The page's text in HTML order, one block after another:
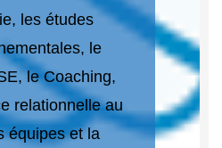
les études
le
le Coaching,
relationnelle au
équipes et la